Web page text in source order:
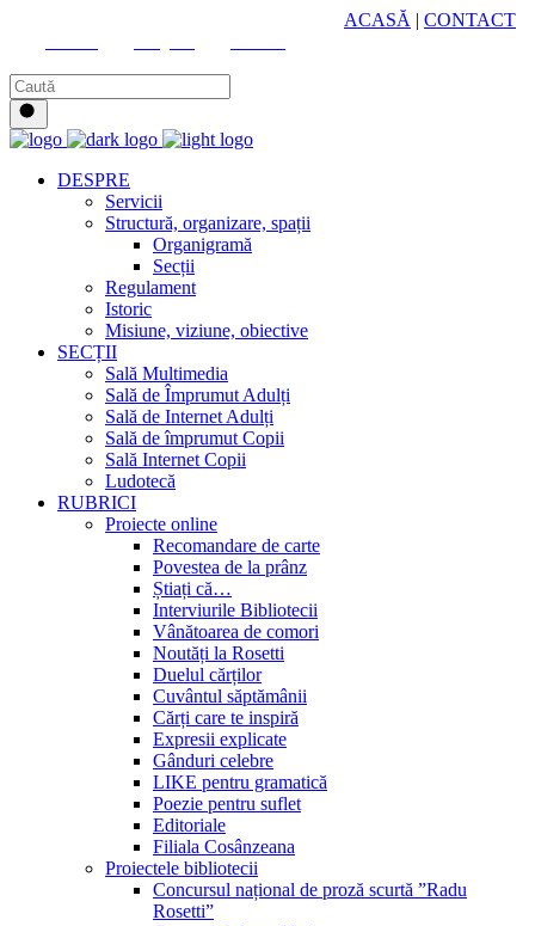
ACASĂ | CONTACT
DESPRE
Servicii
Structură, organizare, spații
Organigramă
Secții
Regulament
Istoric
Misiune, viziune, obiective
SECȚII
Sală Multimedia
Sală de Împrumut Adulți
Sală de Internet Adulți
Sală de împrumut Copii
Sală Internet Copii
Ludotecă
RUBRICI
Proiecte online
Recomandare de carte
Povestea de la prânz
Știați că…
Interviurile Bibliotecii
Vânătoarea de comori
Noutăți la Rosetti
Duelul cărților
Cuvântul săptămânii
Cărți care te inspiră
Expresii explicate
Gânduri celebre
LIKE pentru gramatică
Poezie pentru suflet
Editoriale
Filiala Cosânzeana
Proiectele bibliotecii
Concursul național de proză scurtă ”Radu
Rosetti”